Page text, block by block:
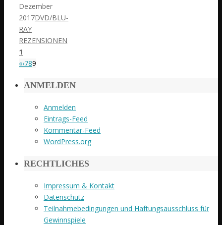
Dezember
2017DVD/BLU-
RAY
REZENSIONEN
1
«‹789
ANMELDEN
Anmelden
Eintrags-Feed
Kommentar-Feed
WordPress.org
RECHTLICHES
Impressum & Kontakt
Datenschutz
Teilnahmebedingungen und Haftungsausschluss für
Gewinnspiele